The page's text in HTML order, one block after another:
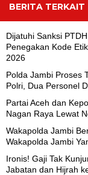
BERITA TERKAIT
Dijatuhi Sanksi
Penegakan Kode
2026
Polda Jambi Proses
Polri, Dua Personel
Partai Aceh dan
Nagan Raya Lewat
Wakapolda Jambi
Wakapolda Jambi
Ironis! Gaji Tak
Jabatan dan Hijrah